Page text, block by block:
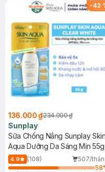
-42
136.000 ₫234.000 ₫
Sunplay
Sữa Chống Nắng Sunplay Skin
Aqua Dưỡng Da Sáng Mịn 55g
4.9 (108)
507/
58